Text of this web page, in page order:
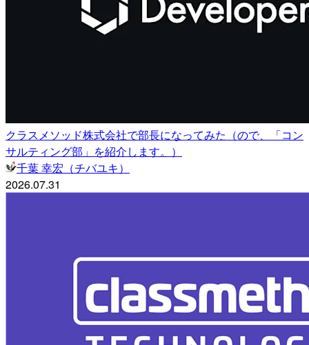
クラスメソッド株式会社で部長になってみた（ので、「コン
サルティング部」を紹介します。）
千葉 幸宏（チバユキ）
2026.07.31